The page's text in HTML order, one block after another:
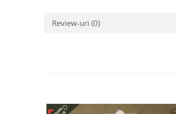
Review-uri (0)